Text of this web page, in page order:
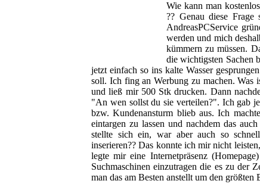
Wie kann man
?? Genau diese
AndreasPCService
werden und mich
kümmern zu müssen.
die wichtigsten Sachen
jetzt einfach so ins kalte Wasser
soll. Ich fing an Werbung zu machen. Was
und ließ mir 500 Stk drucken. Dann
"An wen sollst du sie verteilen?". Ich gab
bzw. Kundenansturm blieb aus. Ich
eintargen zu lassen und nachdem das
stellte sich ein, war aber auch so
inserieren?? Das konnte ich mir nicht
legte mir eine Internetpräsenz
Suchmaschinen einzutragen die es zu der
man das am Besten anstellt um den größten